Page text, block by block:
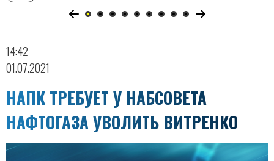
14:42
01.07.2021
НАПК ТРЕБУЕТ У НАБСОВЕТА
НАФТОГАЗА УВОЛИТЬ ВИТРЕНКО